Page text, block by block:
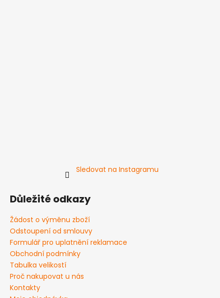
Sledovat na Instagramu
Důležité odkazy
Žádost o výměnu zboží
Odstoupení od smlouvy
Formulář pro uplatnění reklamace
Obchodní podmínky
Tabulka velikostí
Proč nakupovat u nás
Kontakty